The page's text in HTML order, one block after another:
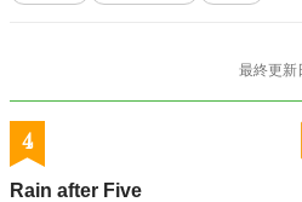
最終更新
4
Rain after Five